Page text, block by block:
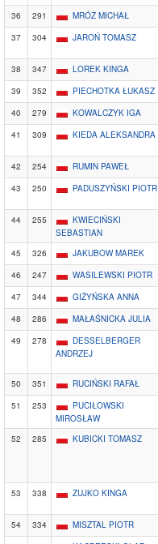
36
291 MRÓZ MICHAŁ
37
304 JAROŃ TOMASZ
38 347 LOREK KINGA
39
352 PIECHOTKA ŁUKASZ
40
279 KOWALCZYK IGA
41
309 KIEDA ALEKSANDRA
42 254 RUMIN PAWEŁ
43
250 PADUSZYŃSKI PIOTR
44 255
KWIECIŃSKI
SEBASTIAN
45 326 JAKUBOW MAREK
46
247 WASILEWSKI PIOTR
47
344 GIŻYŃSKA ANNA
48
286 MAŁAŚNICKA JULIA
49
278
DESSELBERGER
ANDRZEJ
50 351 RUCIŃSKI RAFAŁ
51
253
PUCIŁOWSKI
MIROSŁAW
52 285 KUBICKI TOMASZ
53 338 ZUJKO KINGA
54 334 MISZTAL PIOTR